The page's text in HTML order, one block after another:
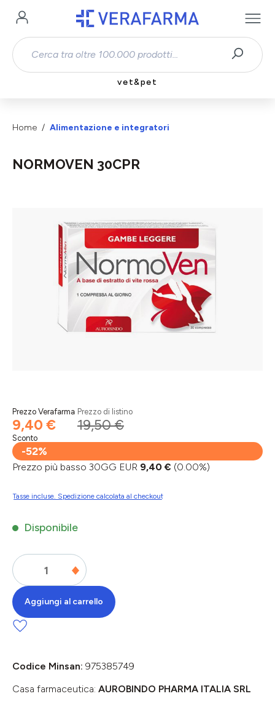
Passa al contenuto principale
vet&pet
Home Alimentazione e integratori
NORMOVEN 30CPR
Prezzo Verafarma
9,40 €
Prezzo di listino
19,50 €
Sconto
-52%
Prezzo più basso 30GG EUR 9,40 € (0.00%)
Tasse incluse. Spedizione calcolata al checkout
Disponibile
Aggiungi al carrello
Codice Minsan: 975385749
Casa farmaceutica: AUROBINDO PHARMA ITALIA SRL